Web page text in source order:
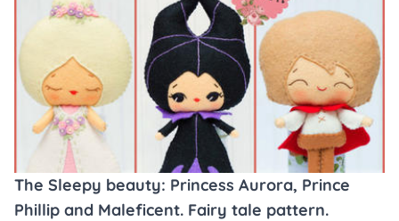
The Sleepy beauty: Princess Aurora, Prince
Phillip and Maleficent. Fairy tale pattern.